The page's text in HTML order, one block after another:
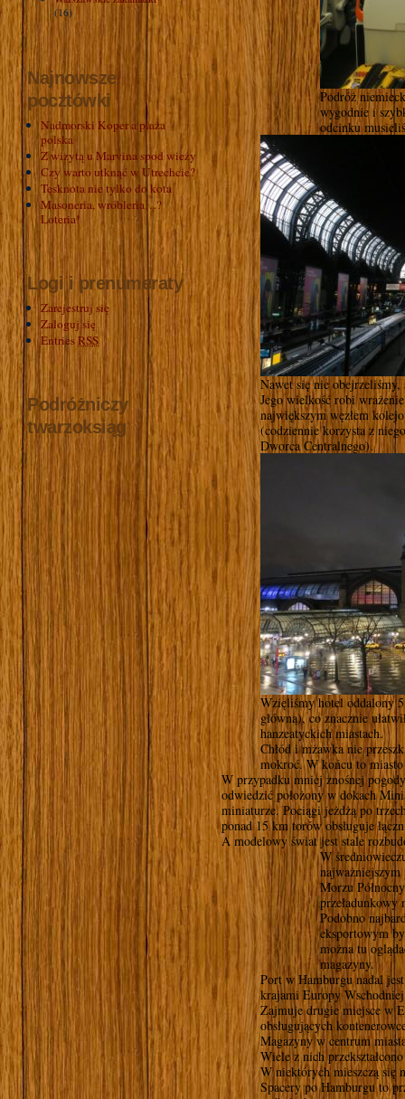
Podróż
wygodnie i
odcinku
Nawet się nie
Jego wielkość robi
największym węzłem
(codziennie korzysta z
Dworca Centralnego).
Wzięliśmy hotel oddalony
główną), co znacznie
hanzeatyckich miastach.
Chłód i mżawka nie
mokroć. W końcu to miasto
W przypadku mniej znośnej
odwiedzić położony w dokach
miniaturze. Pociągi jeżdżą po
ponad 15 km torów obsługuje
A modelowy świat jest stale
W
Morzu
przeładunkowy
Podobno
eksportowym
można tu
magazyny.
Port w Hamburgu nadal
krajami Europy
Zajmuje drugie miejsce w
obsługujących
Magazyny w centrum
Wiele z nich
W niektórych mieszczą się
Spacery po Hamburgu to
(16)
Najnowsze
pocztówki
Nadmorski Koper a plaża
polska
Z wizytą u Marvina spod wieży
Czy warto utknąć w Utrechcie?
Tęsknota nie tylko do kota
Masoneria, wróbleria…?
Loteria!
Logi i prenumeraty
Zarejestruj się
Zaloguj się
EntriesRSS
Podróżniczy
twarzoksiąg